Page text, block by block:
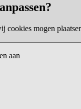
cookies mogen
aan